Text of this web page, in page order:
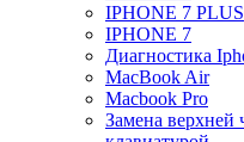
IPHONE 7 PLUS
IPHONE 7
Диагностика
MacBook Air
Macbook Pro
Замена верхней